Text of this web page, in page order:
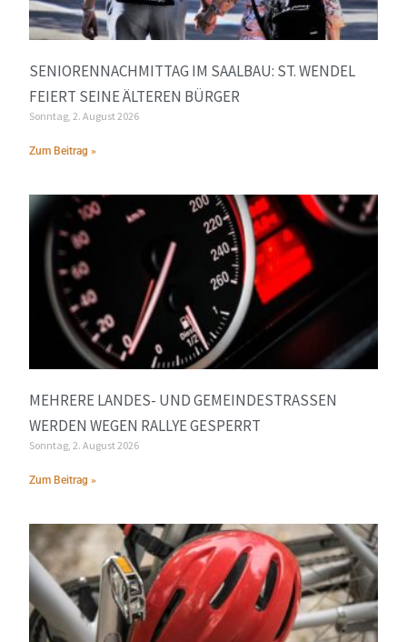
SENIORENNACHMITTAG IM SAALBAU: ST. WENDEL
FEIERT SEINE ÄLTEREN BÜRGER
Sonntag, 2. August 2026
Zum Beitrag »
MEHRERE LANDES- UND GEMEINDESTRASSEN W
ERDEN WEGEN RALLYE GESPERRT
Sonntag, 2. August 2026
Zum Beitrag »